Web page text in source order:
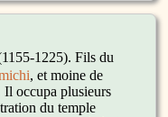
1225). Fils du
, et moine de
Il occupa plusieurs
du temple